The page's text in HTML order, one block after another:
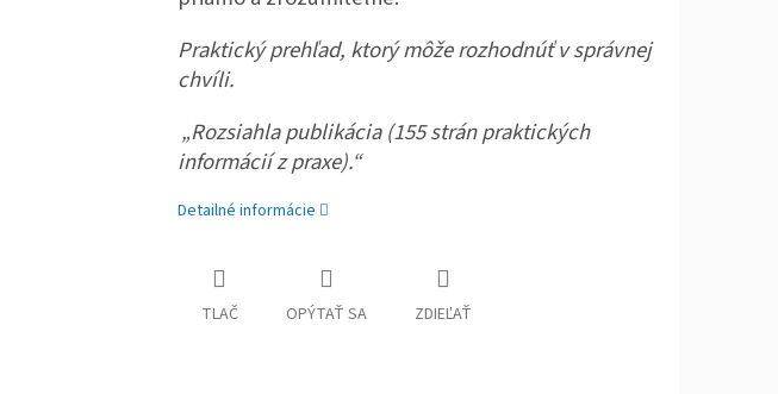
Praktický prehľad, ktorý môže rozhodnúť v správnej
chvíli.
„Rozsiahla publikácia (155 strán praktických
informácií z praxe).“
Detailné informácie
TLAČ OPÝTAŤ SA ZDIEĽAŤ